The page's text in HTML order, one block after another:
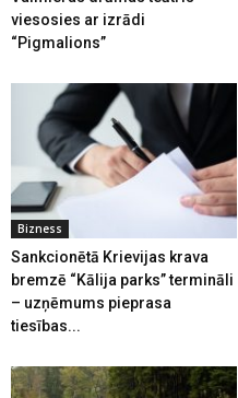
viesosies ar izrādi
“Pigmalions”
Bizness
Sankcionētā Krievijas krava
bremzē “Kālija parks” termināli
– uzņēmums pieprasa
tiesības...